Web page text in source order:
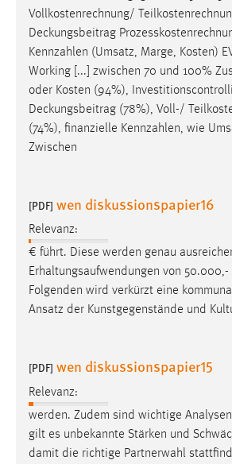
Vollkostenrechnung/
Deckungsbeitrag
Kennzahlen (Umsatz, Marge, Kosten)
Working [...] zwischen 70 und 100%
oder Kosten (94%),
Deckungsbeitrag (78%), Voll-/
(74%), finanzielle Kennzahlen, wie
Zwischen
[PDF] wen diskussionspapier16
Relevanz:
€ führt. Diese werden genau
Erhaltungsaufwendungen von
Folgenden wird verkürzt eine
Ansatz der Kunstgegenstände und
[PDF] wen diskussionspapier15
Relevanz:
werden. Zudem sind wichtige
gilt es unbekannte Stärken und
damit die richtige Partnerwahl